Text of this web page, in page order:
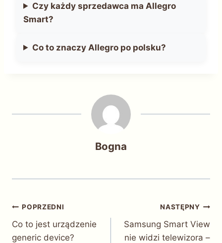
Czy każdy sprzedawca ma Allegro
Smart?
Co to znaczy Allegro po polsku?
Bogna
Nawigacja
wpisu
POPRZEDNI
Co to jest urządzenie
generic device?
NASTĘPNY
Samsung Smart View
nie widzi telewizora –